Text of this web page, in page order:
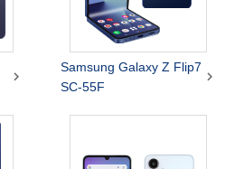

Samsung Galaxy Z Flip7
SC-55F
